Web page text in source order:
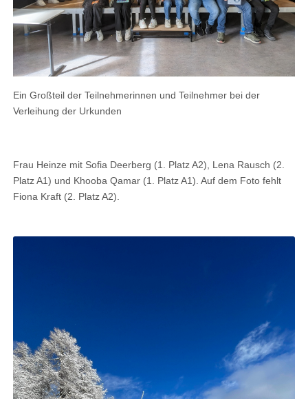
Ein Großteil der Teilnehmerinnen und Teilnehmer bei der
Verleihung der Urkunden
Frau Heinze mit Sofia Deerberg (1. Platz A2), Lena Rausch (2.
Platz A1) und Khooba Qamar (1. Platz A1). Auf dem Foto fehlt
Fiona Kraft (2. Platz A2).